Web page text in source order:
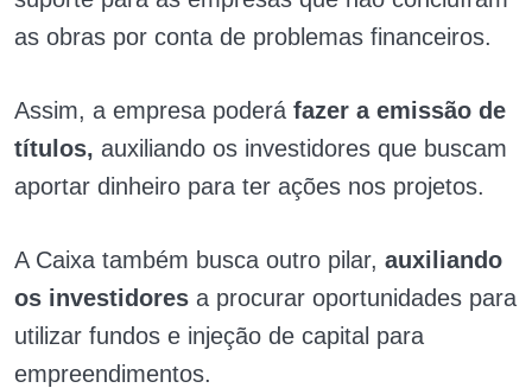
as obras por conta de problemas financeiros.
Assim, a empresa poderá fazer a emissão de
títulos, auxiliando os investidores que buscam
aportar dinheiro para ter ações nos projetos.
A Caixa também busca outro pilar, auxiliando
os investidores a procurar oportunidades para
utilizar fundos e injeção de capital para
empreendimentos.